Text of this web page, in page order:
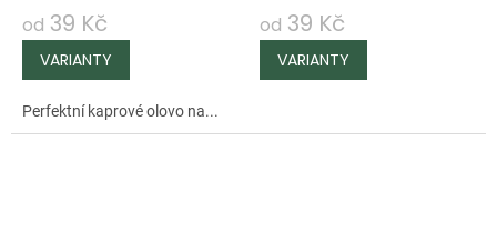
od 39 Kč
Perfektní kaprové olovo na...
od 39 Kč